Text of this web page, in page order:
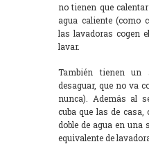
no tienen que
agua caliente (como
las lavadoras cogen
lavar.
También tienen un
desaguar, que no va
nunca). Además al
cuba que las de
doble de agua en una
equivalente de